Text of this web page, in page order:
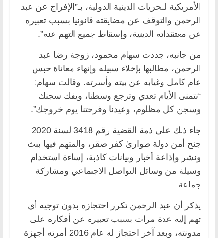
الأمريكية للحريات الدينية الدولية، بـ”الإفراج عن عبد
الرحمن والتوقف عن مضايقته قانونيا بسبب تعبيره
عن معتقداته الدينية، وإسقاط جميع التهم عنه”.
من جانبه، جددت سهام محمود، زوجة رضا عبد
الرحمن، مطالبها بإخلاء سبيله وإنهاء معاناة حبس
عام كامل وغيابه عن بيته وأسرته. وقالت سهام:
“نتمنى الأيام تعدي وترجع وسطنا، ويفك سجنك
وسجن كل مظلوم، وعيدنا وفرحتنا يوم خروجك”.
جاء ذلك على ذمة القضية رقم 3418 لسنة 2020
جنح أمن دولة طوارئ كفر صقر، والمتهم فيها ببث
ونشر وإذاعة أخبار وبيانات كاذبة، إساءة استخدام
وسيلة من وسائل التواصل الاجتماعي ومشاركة
جماعة.
يذكر أن عبد الرحمن تكرر احتجازه بدون توجيه أي
تهم إليه عدة مرات بسبب تعبيره عن أفكاره على
مدونته، وبعد آخر احتجاز له عام 2016 أمرته أجهزة